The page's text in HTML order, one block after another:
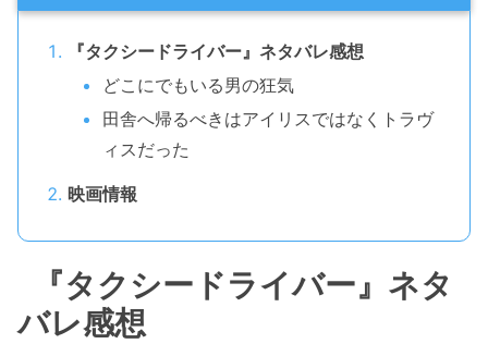
『タクシードライバー』ネタバレ感想
どこにでもいる男の狂気
田舎へ帰るべきはアイリスではなくトラヴ
ィスだった
映画情報
『タクシードライバー』ネタ
バレ感想